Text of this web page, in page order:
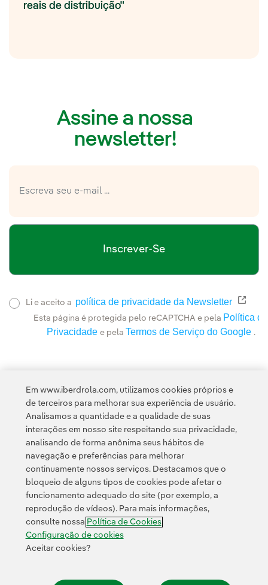
reais de distribuição"
Assine a nossa
newsletter!
Inscrever-Se
Li e aceito a política de privacidade da Newsletter Link
Esta página é protegida pelo reCAPTCHA e pela Política de
Privacidade e pela Termos de Serviço do Google .
Contato Clientes Política de Privacidade Informação legal
Transparência no uso da IA Política de cookies Configuração de cookies
Acessibilidade Canal de denúncias
© 2026 Iberdrola, S.A. Todos os direitos reservados.
Em www.iberdrola.com, utilizamos cookies próprios e
de terceiros para melhorar sua experiência de usuário.
Analisamos a quantidade e a qualidade de suas
interações em nosso site respeitando sua privacidade,
analisando de forma anônima seus hábitos de
navegação e preferências para melhorar
continuamente nossos serviços. Destacamos que o
bloqueio de alguns tipos de cookies pode afetar o
funcionamento adequado do site (por exemplo, a
reprodução de vídeos). Para mais informações,
consulte nossa Política de Cookies
Configuração de cookies
Aceitar cookies?